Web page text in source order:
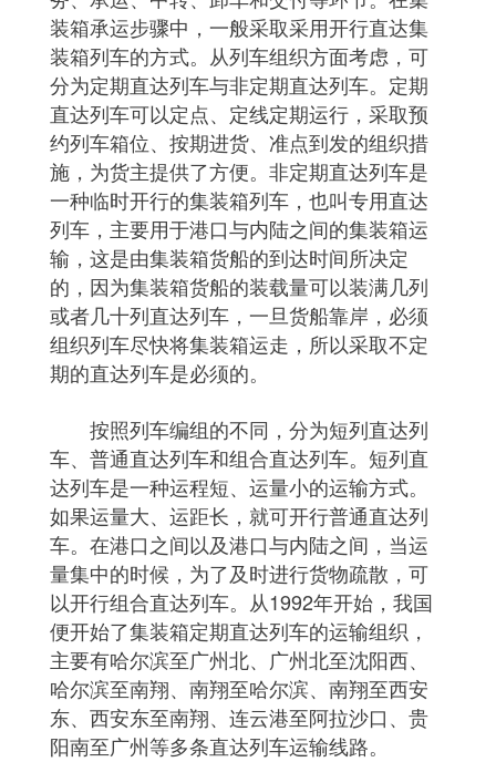
装箱承运步骤中，一般采取采用开行直达集
装箱列车的方式。从列车组织方面考虑，可
分为定期直达列车与非定期直达列车。定期
直达列车可以定点、定线定期运行，采取预
约列车箱位、按期进货、准点到发的组织措
施，为货主提供了方便。非定期直达列车是
一种临时开行的集装箱列车，也叫专用直达
列车，主要用于港口与内陆之间的集装箱运
输，这是由集装箱货船的到达时间所决定
的，因为集装箱货船的装载量可以装满几列
或者几十列直达列车，一旦货船靠岸，必须
组织列车尽快将集装箱运走，所以采取不定
期的直达列车是必须的。
按照列车编组的不同，分为短列直达列
车、普通直达列车和组合直达列车。短列直
达列车是一种运程短、运量小的运输方式。
如果运量大、运距长，就可开行普通直达列
车。在港口之间以及港口与内陆之间，当运
量集中的时候，为了及时进行货物疏散，可
以开行组合直达列车。从1992年开始，我国
便开始了集装箱定期直达列车的运输组织，
主要有哈尔滨至广州北、广州北至沈阳西、
哈尔滨至南翔、南翔至哈尔滨、南翔至西安
东、西安东至南翔、连云港至阿拉沙口、贵
阳南至广州等多条直达列车运输线路。